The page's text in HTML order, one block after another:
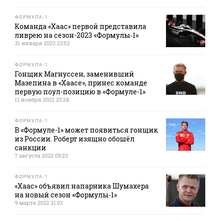
ФОРМУЛА-1
Команда «Хаас» первой представила
ливрею на сезон-2023 «Формулы‑1»
31 января 2023 23:52
ФОРМУЛА-1
Гонщик Магнуссен, заменивший
Мазепина в «Хаасе», принес команде
первую поул-позицию в «Формуле-1»
11 ноября 2022 23:24
ФОРМУЛА-1
В «Формуле-1» может появиться гонщик
из России. Роберт изящно обошёл
санкции
7 августа 2022 09:23
ФОРМУЛА-1
«Хаас» объявил напарника Шумахера
на новый сезон «Формулы-1»
9 марта 2022 21:03